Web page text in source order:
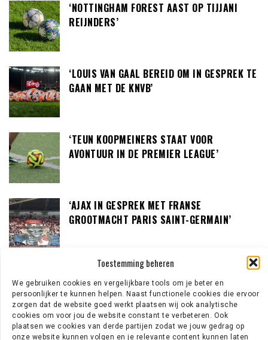
Toestemming beheren
We gebruiken cookies en vergelijkbare tools om je beter en
persoonlijker te kunnen helpen. Naast functionele cookies die ervoor
zorgen dat de website goed werkt plaatsen wij ook analytische
cookies om voor jou de website constant te verbeteren. Ook
plaatsen we cookies van derde partijen zodat we jouw gedrag op
onze website kunnen volgen en je relevante content kunnen laten
‘NOTTINGHAM FOREST AAST OP TIJJANI
REIJNDERS’
‘LOUIS VAN GAAL BEREID OM IN GESPREK TE
GAAN MET DE KNVB’
‘TEUN KOOPMEINERS STAAT VOOR
AVONTUUR IN DE PREMIER LEAGUE’
‘AJAX IN GESPREK MET FRANSE
GROOTMACHT PARIS SAINT-GERMAIN’
EREDIVISIE NIEUWS
Wouter Goes zet krabbel onder nieuw contract bij AZ
Wie is Jan Virgili? De aanvaller die bij Ajax op de radar staat